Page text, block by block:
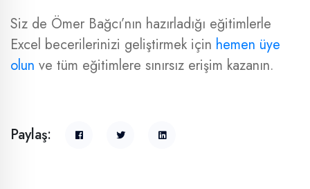
Siz de Ömer Bağcı’nın hazırladığı eğitimlerle
Excel becerilerinizi geliştirmek için hemen üye
olun ve tüm eğitimlere sınırsız erişim kazanın.
Paylaş: